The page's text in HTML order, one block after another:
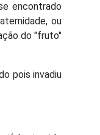
encontrado
ou
do "fruto"
pois invadiu